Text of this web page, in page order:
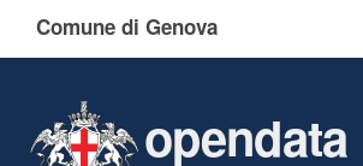
Comune di Genova
opendata